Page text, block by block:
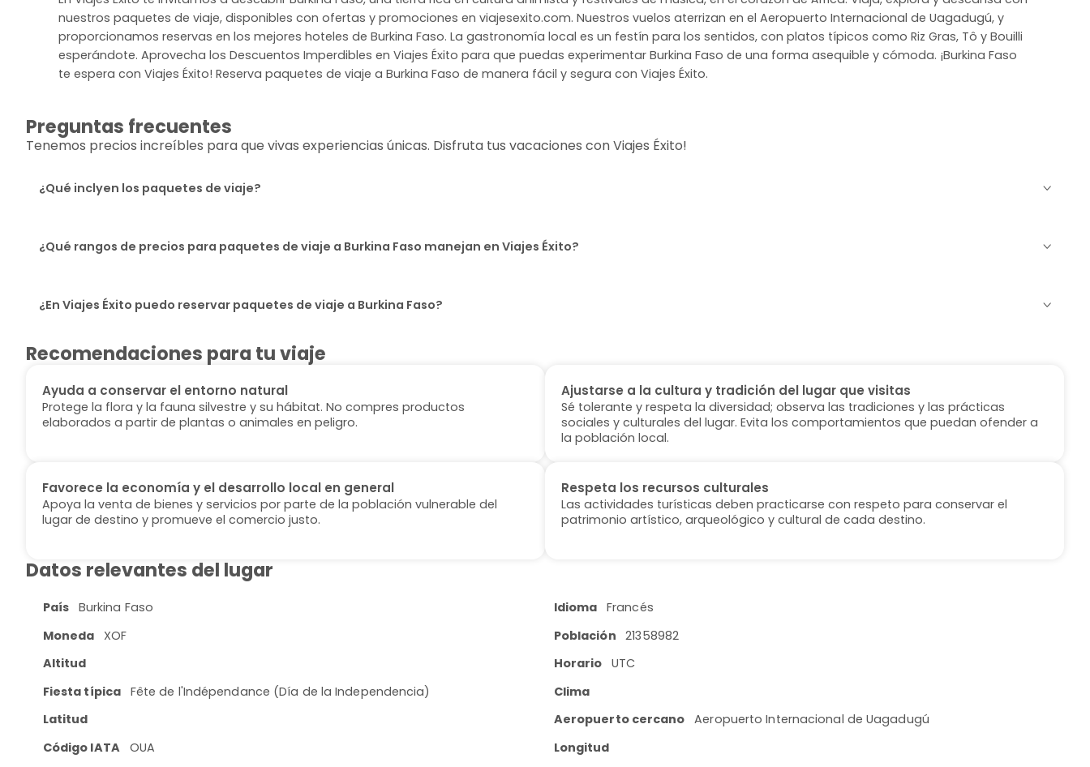
nuestros paquetes de viaje, disponibles con ofertas y promociones en viajesexito.com. Nuestros vuelos aterrizan en el Aeropuerto Internacional de Uagadugú, y
proporcionamos reservas en los mejores hoteles de Burkina Faso. La gastronomía local es un festín para los sentidos, con platos típicos como Riz Gras, Tô y Bouilli
esperándote. Aprovecha los Descuentos Imperdibles en Viajes Éxito para que puedas experimentar Burkina Faso de una forma asequible y cómoda. ¡Burkina Faso
te espera con Viajes Éxito! Reserva paquetes de viaje a Burkina Faso de manera fácil y segura con Viajes Éxito.
Preguntas frecuentes
Tenemos precios increíbles para que vivas experiencias únicas. Disfruta tus vacaciones con Viajes Éxito!
¿Qué inclyen los paquetes de viaje?
¿Qué rangos de precios para paquetes de viaje a Burkina Faso manejan en Viajes Éxito?
¿En Viajes Éxito puedo reservar paquetes de viaje a Burkina Faso?
Recomendaciones para tu viaje
Ayuda a conservar el entorno natural
Protege la flora y la fauna silvestre y su hábitat. No compres productos
elaborados a partir de plantas o animales en peligro.
Ajustarse a la cultura y tradición del lugar que visitas
Sé tolerante y respeta la diversidad; observa las tradiciones y las prácticas
sociales y culturales del lugar. Evita los comportamientos que puedan ofender a
la población local.
Favorece la economía y el desarrollo local en general
Apoya la venta de bienes y servicios por parte de la población vulnerable del
lugar de destino y promueve el comercio justo.
Respeta los recursos culturales
Las actividades turísticas deben practicarse con respeto para conservar el
patrimonio artístico, arqueológico y cultural de cada destino.
Datos relevantes del lugar
País Burkina Faso Idioma Francés
Moneda
XOF Población
21358982
Altitud
Horario
UTC
Fiesta típica Fête de l'Indépendance (Día de la Independencia)
Clima
Latitud
Aeropuerto cercano
Aeropuerto Internacional de Uagadugú
Código IATA
OUA Longitud